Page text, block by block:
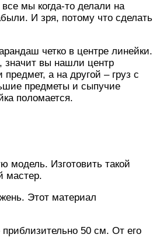
мы когда-то делали на
И зря, потому что сделать
четко в центре линейки.
значит вы нашли центр
а на другой – груз с
предметы и сыпучие
поломается.
модель. Изготовить такой
мастер.
Этот материал
50 см. От его